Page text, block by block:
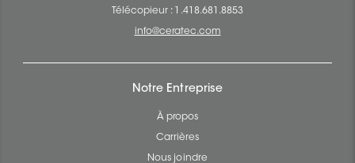
Télécopieur : 1.418.681.8853
info@ceratec.com
Notre Entreprise
À propos
Carrières
Nous joindre